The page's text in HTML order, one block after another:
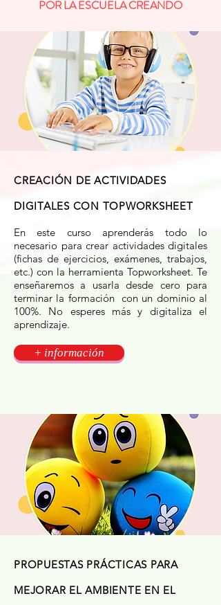
POR LA ESCUELA CREANDO
CREACIÓN DE ACTIVIDADES
DIGITALES CON TOPWORKSHEET
En este curso aprenderás todo lo
necesario para crear actividades digitales
(fichas de ejercicios, exámenes, trabajos,
etc.) con la herramienta Topworksheet. Te
enseñaremos a usarla desde cero para
terminar la formación con un dominio al
100%. No esperes más y digitaliza el
aprendizaje.
+ información
PROPUESTAS PRÁCTICAS PARA
MEJORAR EL AMBIENTE EN EL